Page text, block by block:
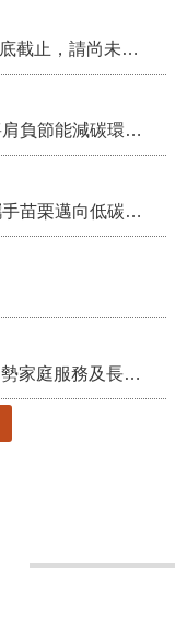
115年第2季固定源空污費申報已於7月底截止，請尚未申報公私場所儘速完成申繳，以免面臨滯納金及罰鍰!
冠軍建材「近零展望建材館」啟用 將肩負節能減碳環境教育重任
冠軍建材「近零展望建材館」啟用 攜手苗栗邁向低碳建築新未來
苗栗玉清宮捐贈500萬元給縣府 挹注弱勢家庭服務及長照醫療資源